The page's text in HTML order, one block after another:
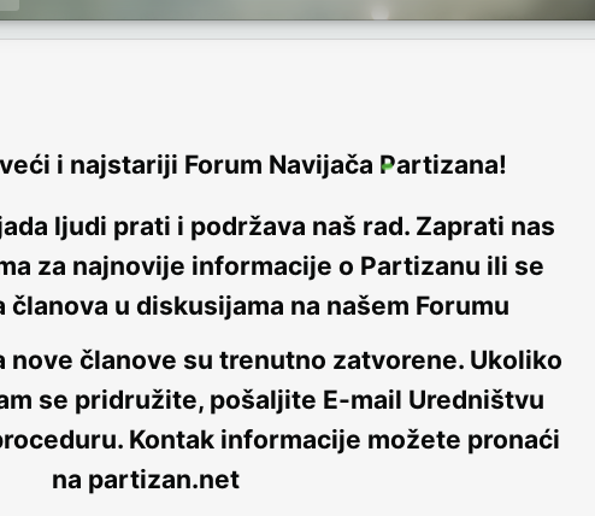
i najstariji Forum Navijača Partizana!
ljudi prati i podržava naš rad. Zaprati nas
za najnovije informacije o Partizanu ili se
u diskusijama na našem Forumu
nove članove su trenutno zatvorene. Ukoliko
se pridružite, pošaljite E-mail Uredništvu
Kontak informacije možete pronaći
na partizan.net